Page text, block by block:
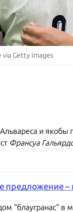
Getty Images
и
Франсуа
"блаугранас" в